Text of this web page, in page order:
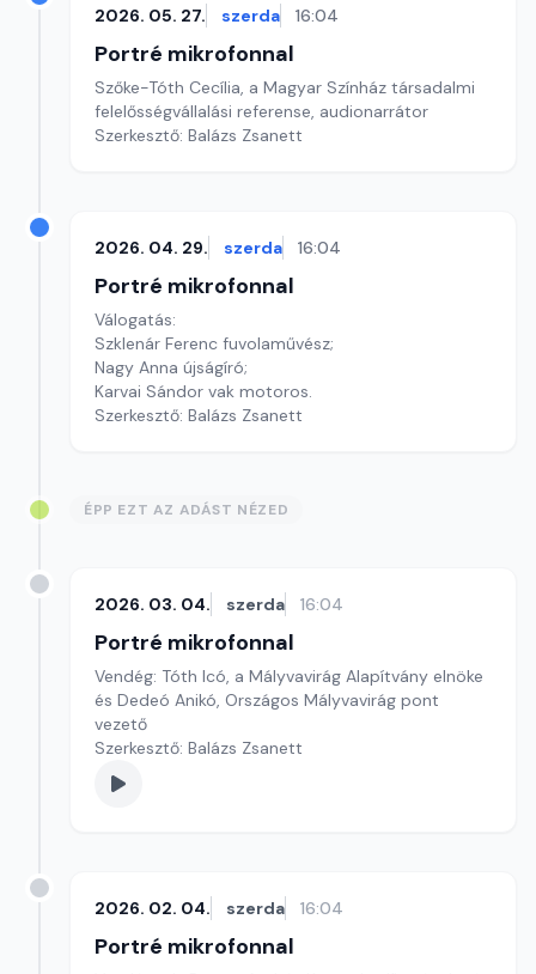
2026. 05. 27. szerda 16:04
Portré mikrofonnal
Szőke-Tóth Cecília, a Magyar Színház társadalmi
felelősségvállalási referense, audionarrátor
Szerkesztő: Balázs Zsanett
2026. 04. 29. szerda 16:04
Portré mikrofonnal
Válogatás:
Szklenár Ferenc fuvolaművész;
Nagy Anna újságíró;
Karvai Sándor vak motoros.
Szerkesztő: Balázs Zsanett
ÉPP EZT AZ ADÁST NÉZED
2026. 03. 04. szerda 16:04
Portré mikrofonnal
Vendég: Tóth Icó, a Mályvavirág Alapítvány elnöke
és Dedeó Anikó, Országos Mályvavirág pont
vezető
Szerkesztő: Balázs Zsanett
2026. 02. 04. szerda 16:04
Portré mikrofonnal